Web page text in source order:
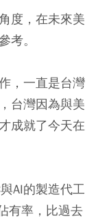
度，在未來美
考。
，一直是台灣
台灣因為與美
成就了今天在
AI的製造代工
有率，比過去